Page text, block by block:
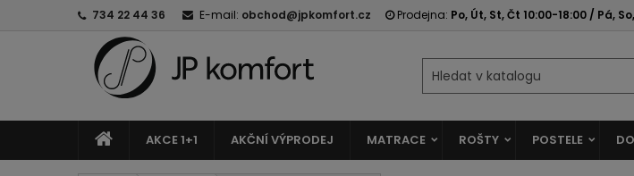
734 22 44 36 E-mail: obchod@jpkomfort.cz Prodejna: Po, Út, St, Čt 10:00-18:00 / Pá,
AKCE 1+1 AKČNÍ VÝPRODEJ MATRACE ROŠTY POSTELE